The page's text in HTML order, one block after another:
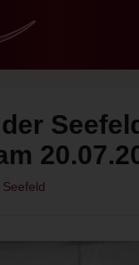
Seefeld